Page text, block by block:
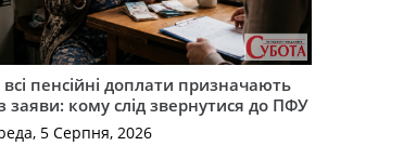
пенсійні доплати призначають
заяви: кому слід звернутися до ПФУ
5 Серпня, 2026